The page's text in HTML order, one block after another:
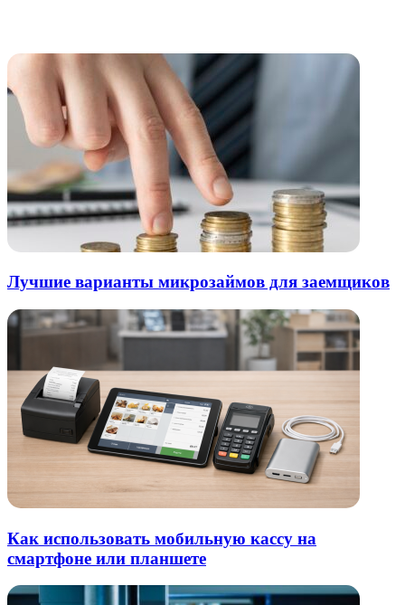
Лучшие варианты микрозаймов для заемщиков
Как использовать мобильную кассу на
смартфоне или планшете